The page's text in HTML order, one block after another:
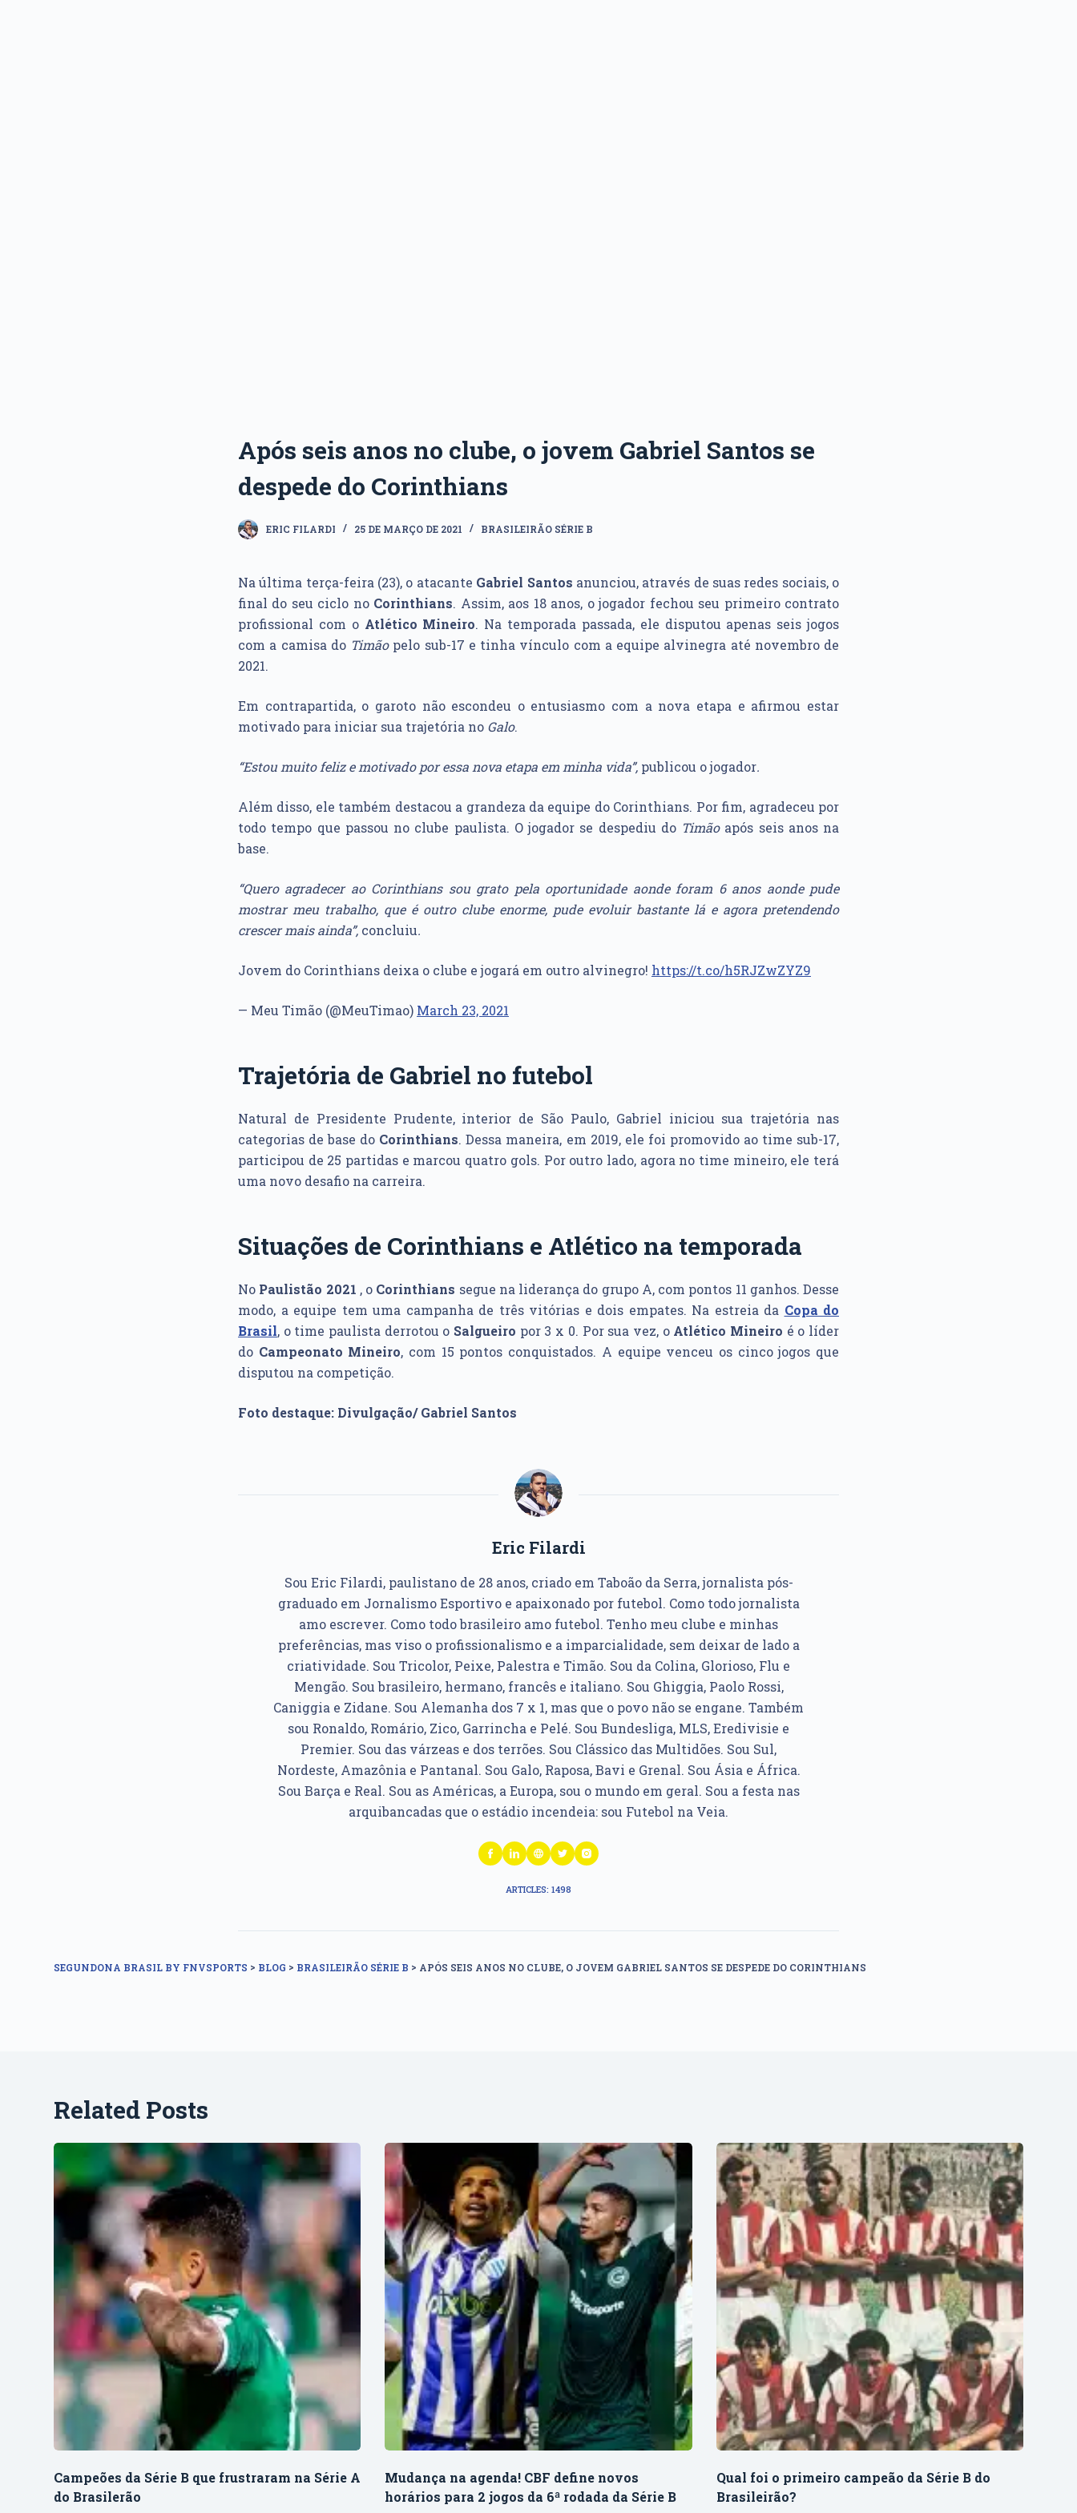
Após seis anos no clube, o jovem Gabriel Santos se
despede do Corinthians
ERIC FILARDI 25 DE MARÇO DE 2021 BRASILEIRÃO SÉRIE B
Na última terça-feira (23), o atacante Gabriel Santos anunciou, através de suas redes sociais, o
final do seu ciclo no Corinthians. Assim, aos 18 anos, o jogador fechou seu primeiro contrato
profissional com o Atlético Mineiro. Na temporada passada, ele disputou apenas seis jogos
com a camisa do Timãopelo sub-17 e tinha vínculo com a equipe alvinegra até novembro de
2021.
Em contrapartida, o garoto não escondeu o entusiasmo com a nova etapa e afirmou estar
motivado para iniciar sua trajetória no Galo.
“Estou muito feliz e motivado por essa nova etapa em minha vida”, publicou o jogador.
Além disso, ele também destacou a grandeza da equipe do Corinthians. Por fim, agradeceu por
todo tempo que passou no clube paulista. O jogador se despediu do Timãoapós seis anos na
base.
“Quero agradecer ao Corinthians sou grato pela oportunidade aonde foram 6 anos aonde pude
mostrar meu trabalho, que é outro clube enorme, pude evoluir bastante lá e agora pretendendo
crescer mais ainda”, concluiu.
Jovem do Corinthians deixa o clube e jogará em outro alvinegro! https://t.co/h5RJZwZYZ9
— Meu Timão (@MeuTimao) March 23, 2021
Trajetória de Gabriel no futebol
Natural de Presidente Prudente, interior de São Paulo, Gabriel iniciou sua trajetória nas
categorias de base do Corinthians. Dessa maneira, em 2019, ele foi promovido ao time sub-17,
participou de 25 partidas e marcou quatro gols. Por outro lado, agora no time mineiro, ele terá
uma novo desafio na carreira.
Situações de Corinthians e Atlético na temporada
No Paulistão 2021 , o Corinthians segue na liderança do grupo A, com pontos 11 ganhos. Desse
modo, a equipe tem uma campanha de três vitórias e dois empates. Na estreia da Copa do
Brasil, o time paulista derrotou o Salgueiro por 3 x 0. Por sua vez, o Atlético Mineiro é o líder
do Campeonato Mineiro, com 15 pontos conquistados. A equipe venceu os cinco jogos que
disputou na competição.
Foto destaque: Divulgação/ Gabriel Santos
Eric Filardi
Sou Eric Filardi, paulistano de 28 anos, criado em Taboão da Serra, jornalista pós-
graduado em Jornalismo Esportivo e apaixonado por futebol. Como todo jornalista
amo escrever. Como todo brasileiro amo futebol. Tenho meu clube e minhas
preferências, mas viso o profissionalismo e a imparcialidade, sem deixar de lado a
criatividade. Sou Tricolor, Peixe, Palestra e Timão. Sou da Colina, Glorioso, Flu e
Mengão. Sou brasileiro, hermano, francês e italiano. Sou Ghiggia, Paolo Rossi,
Caniggia e Zidane. Sou Alemanha dos 7 x 1, mas que o povo não se engane. Também
sou Ronaldo, Romário, Zico, Garrincha e Pelé. Sou Bundesliga, MLS, Eredivisie e
Premier. Sou das várzeas e dos terrões. Sou Clássico das Multidões. Sou Sul,
Nordeste, Amazônia e Pantanal. Sou Galo, Raposa, Bavi e Grenal. Sou Ásia e África.
Sou Barça e Real. Sou as Américas, a Europa, sou o mundo em geral. Sou a festa nas
arquibancadas que o estádio incendeia: sou Futebol na Veia.
ARTICLES: 1498
SEGUNDONA BRASIL BY FNVSPORTS > BLOG > BRASILEIRÃO SÉRIE B > APÓS SEIS ANOS NO CLUBE, O JOVEM GABRIEL SANTOS SE DESPEDE DO CORINTHIANS
Related Posts
Campeões da Série B que frustraram na Série A
do Brasilerão
Mudança na agenda! CBF define novos
horários para 2 jogos da 6ª rodada da Série B
Qual foi o primeiro campeão da Série B do
Brasileirão?